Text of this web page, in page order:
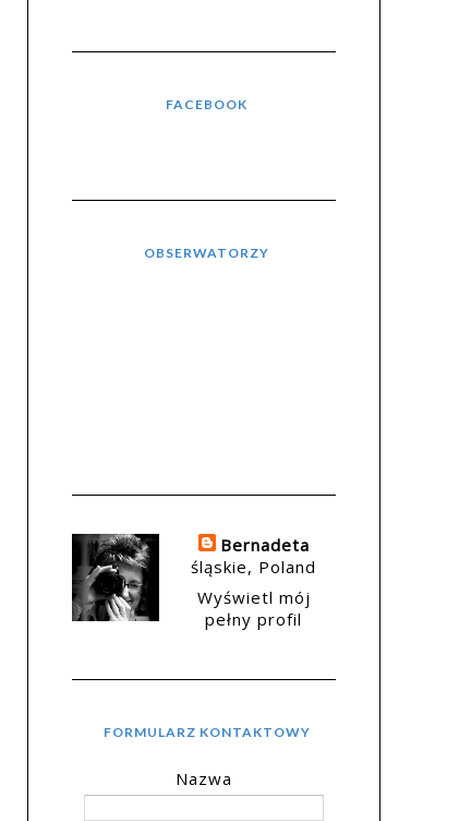
FACEBOOK
OBSERWATORZY
Bernadeta
śląskie, Poland
Wyświetl mój
pełny profil
FORMULARZ KONTAKTOWY
Nazwa